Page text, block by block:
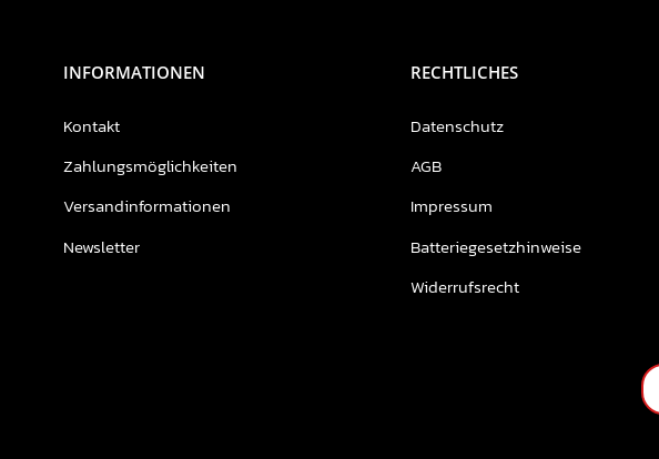
INFORMATIONEN
Kontakt
Zahlungsmöglichkeiten
Versandinformationen
Newsletter
RECHTLICHES
Datenschutz
AGB
Impressum
Batteriegesetzhinweise
Widerrufsrecht